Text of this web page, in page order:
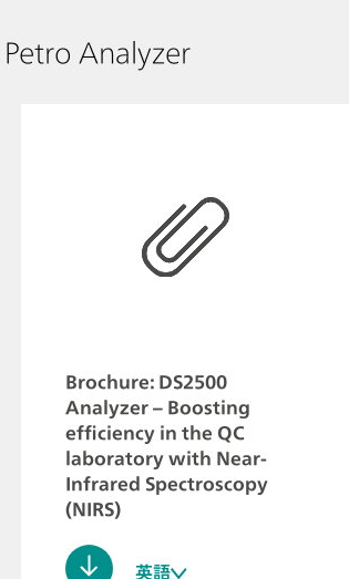
Petro Analyzer
Brochure: DS2500
Analyzer – Boosting
efficiency in the QC
laboratory with Near-
Infrared Spectroscopy
(NIRS)
英語